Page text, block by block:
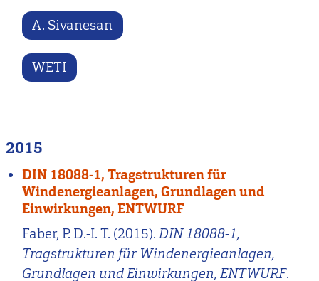
A. Sivanesan
WETI
2015
DIN 18088-1, Tragstrukturen für
Windenergieanlagen, Grundlagen und
Einwirkungen, ENTWURF
Faber, P. D.-I. T. (2015).DIN 18088-1,
Tragstrukturen für Windenergieanlagen,
Grundlagen und Einwirkungen, ENTWURF.